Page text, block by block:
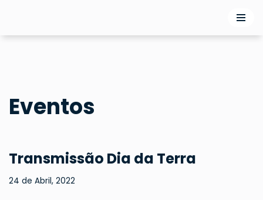
Eventos
Transmissão Dia da Terra
24 de Abril, 2022